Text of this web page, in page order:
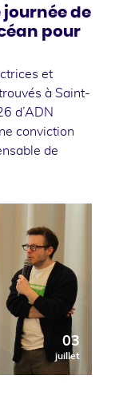
journée de
pour
et
à Saint-
d’ADN
conviction
de
03
juillet